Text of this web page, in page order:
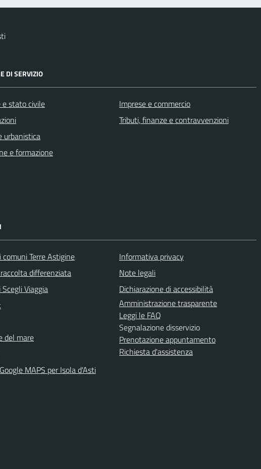
DI SERVIZIO
e stato civile
urbanistica
e formazione
Imprese e commercio
Tributi, finanze e contravvenzioni
comuni Terre Astigine
differenziata
Viaggia
del mare
MAPS per Isola d'Asti
Informativa privacy
Note legali
Dichiarazione di accessibilità
Amministrazione trasparente
Leggi le FAQ
Segnalazione disservizio
Prenotazione appuntamento
Richiesta d'assistenza